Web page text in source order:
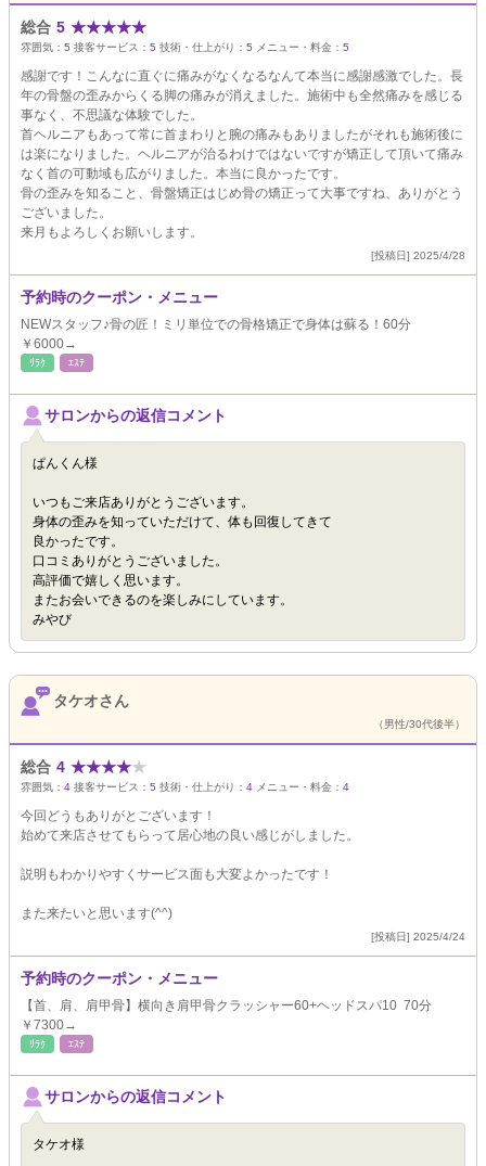
総合 5 ★★★★★
雰囲気： 5 接客サービス： 5 技術・仕上がり： 5 メニュー・料金： 5
感謝です！こんなに直ぐに痛みがなくなるなんて本当に感謝感激でした。長
年の骨盤の歪みからくる脚の痛みが消えました。施術中も全然痛みを感じる
事なく、不思議な体験でした。
首ヘルニアもあって常に首まわりと腕の痛みもありましたがそれも施術後に
は楽になりました。ヘルニアが治るわけではないですが矯正して頂いて痛み
なく首の可動域も広がりました。本当に良かったです。
骨の歪みを知ること、骨盤矯正はじめ骨の矯正って大事ですね、ありがとう
ございました。
来月もよろしくお願いします。
[投稿日] 2025/4/28
予約時のクーポン・メニュー
NEWスタッフ♪骨の匠！ミリ単位での骨格矯正で身体は蘇る！60分
￥6000→
ﾘﾗｸ ｴｽﾃ
サロンからの返信コメント
ぱんくん様
いつもご来店ありがとうございます。
身体の歪みを知っていただけて、体も回復してきて
良かったです。
口コミありがとうございました。
高評価で嬉しく思います。
またお会いできるのを楽しみにしています。
みやび
タケオさん
（男性/30代後半）
総合 4 ★★★★★
雰囲気： 4 接客サービス： 5 技術・仕上がり： 4 メニュー・料金： 4
今回どうもありがとございます！
始めて来店させてもらって居心地の良い感じがしました。
説明もわかりやすくサービス面も大変よかったです！
また来たいと思います(^^)
[投稿日] 2025/4/24
予約時のクーポン・メニュー
【首、肩、肩甲骨】横向き肩甲骨クラッシャー60+ヘッドスパ10 70分
￥7300→
ﾘﾗｸ ｴｽﾃ
サロンからの返信コメント
タケオ様